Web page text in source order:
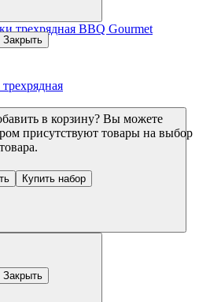
Закрыть
в корзину? Вы можете
присутствуют товары на выбор
Купить набор
Закрыть